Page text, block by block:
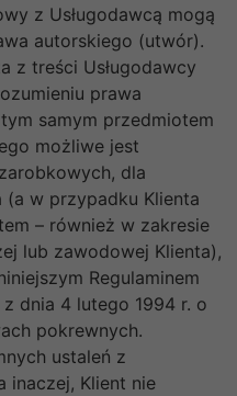
z Usługodawcą mogą
autorskiego (utwór).
z treści Usługodawcy
prawa
samym przedmiotem
możliwe jest
dla
(a w przypadku Klienta
– również w zakresie
lub zawodowej Klienta),
Regulaminem
dnia 4 lutego 1994 r. o
pokrewnych.
ustaleń z
inaczej, Klient nie